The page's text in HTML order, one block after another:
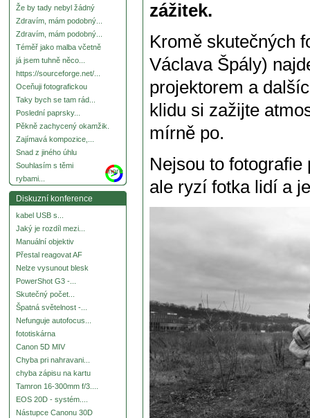
Že by tady nebyl žádný
Zdravím, mám podobný...
Zdravím, mám podobný...
Téměř jako malba včetně
já jsem tuhně něco...
https://sourceforge.net/...
Oceňuji fotografickou
Taky bych se tam rád...
Poslední paprsky...
Pěkně zachycený okamžik.
Zajímavá kompozice,...
Snad z jiného úhlu
Souhlasím s těmi
rybami...
more
Diskuzní konference
kabel USB s...
Jaký je rozdíl mezi...
Manuální objektiv
Přestal reagovat AF
Nelze vysunout blesk
PowerShot G3 -...
Skutečný počet...
Špatná světelnost -...
Nefunguje autofocus...
fototiskárna
Canon 5D MIV
Chyba pri nahravani...
chyba zápisu na kartu
Tamron 16-300mm f/3....
EOS 20D - systém....
Nástupce Canonu 30D
zážitek.
Kromě skutečných
Václava Špály)
projektorem a
klidu si zažijte
mírně po.
Nejsou to
ale ryzí fotka lidí a